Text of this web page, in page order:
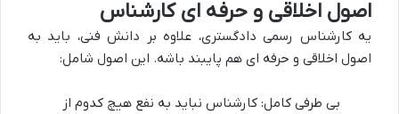
اصول اخلاقی و حرفه ای کارشناس
یه کارشناس رسمی دادگستری، علاوه بر دانش فنی، باید به
اصول اخلاقی و حرفه ای هم پایبند باشه. این اصول شامل:
بی طرفی کامل: کارشناس نباید به نفع هیچ کدوم از